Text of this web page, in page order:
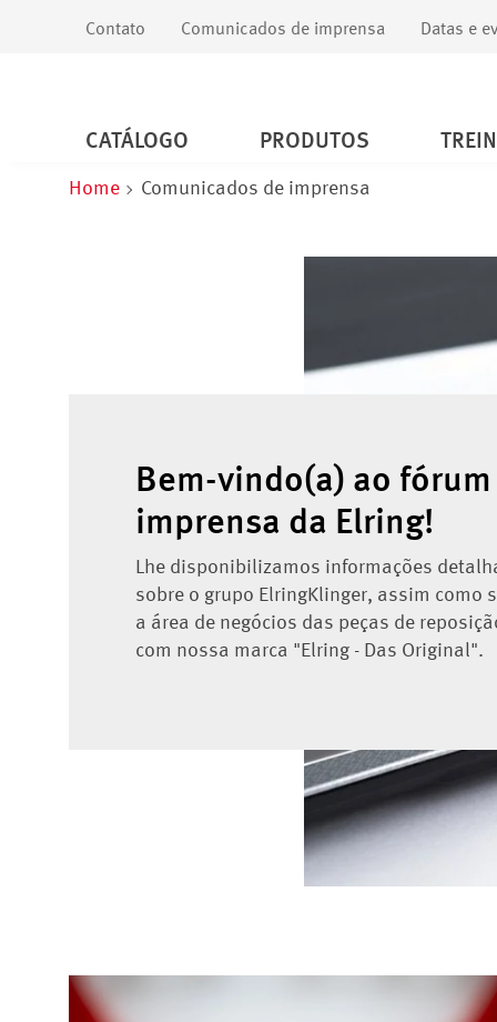
Contato Comunicados de imprensa Datas e
CATÁLOGO PRODUTOS
Home Comunicados de imprensa
Bem-vindo(a) ao
imprensa da Elring!
Lhe disponibilizamos informações
sobre o grupo ElringKlinger, assim como
a área de negócios das peças de
com nossa marca "Elring - Das Original".